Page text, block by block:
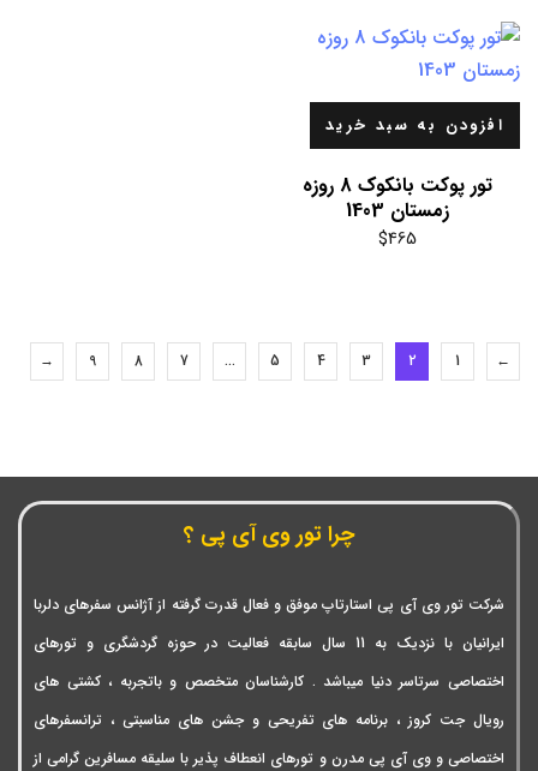
افزودن به سبد خرید
تور پوکت بانکوک 8 روزه
زمستان 1403
$465
←
1
2
3
4
5
…
7
8
9
→
چرا تور وی آی پی ؟
شرکت تور وی آی پی استارتاپ موفق و فعال قدرت گرفته از آژانس سفرهای دلربا
ایرانیان با نزدیک به 11 سال سابقه فعالیت در حوزه گردشگری و تورهای
اختصاصی سرتاسر دنیا میباشد . کارشناسان متخصص و باتجربه ، کشتی های
رویال جت کروز ، برنامه های تفریحی و جشن های مناسبتی ، ترانسفرهای
اختصاصی و وی آی پی مدرن و تورهای انعطاف پذیر با سلیقه مسافرین گرامی از